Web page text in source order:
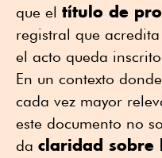
que el título de
registral que
el acto queda
En un contexto
cada vez mayor
este documento no
da claridad sobre